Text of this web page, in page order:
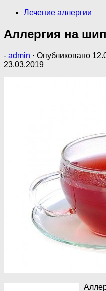
Лечение аллергии
Аллергия на
- admin · Опубликовано
23.03.2019